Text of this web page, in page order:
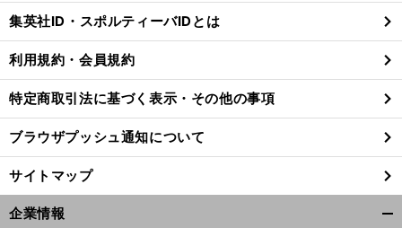
る
集英社ID・スポルティーバIDとは
利用規約・会員規約
特定商取引法に基づく表示・その他の事項
ブラウザプッシュ通知について
サイトマップ
企業情報